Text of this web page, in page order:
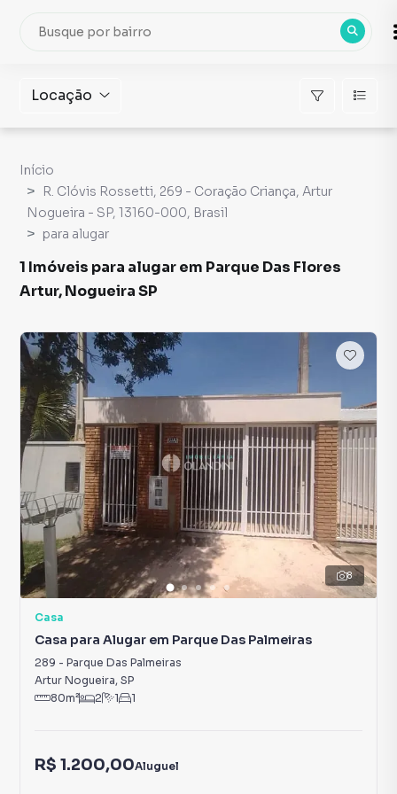
Locação
Início
R. Clóvis Rossetti, 269 - Coração Criança, Artur
Nogueira - SP, 13160-000, Brasil
para alugar
1 Imóveis para alugar em Parque Das Flores
Artur, Nogueira SP
8
Casa
Casa para Alugar em Parque Das Palmeiras
289 - Parque Das Palmeiras
Artur Nogueira, SP
80m² 2 1 1
R$ 1.200,00Aluguel